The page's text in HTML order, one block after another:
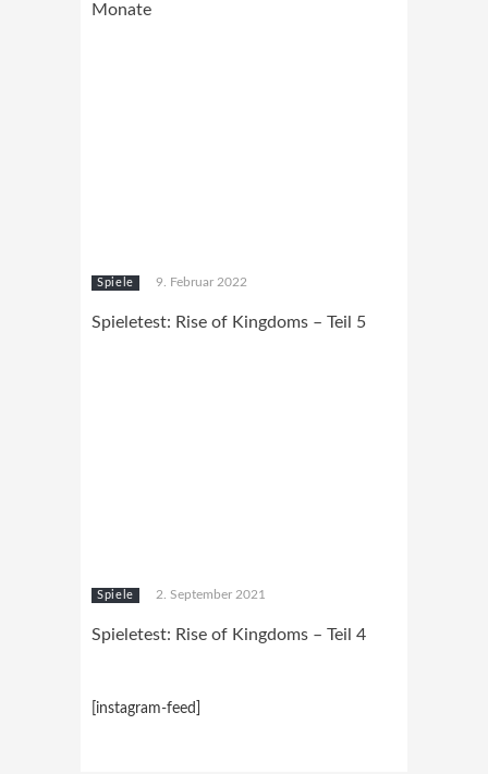
Monate
Spiele 9. Februar 2022
Spieletest: Rise of Kingdoms – Teil 5
Spiele 2. September 2021
Spieletest: Rise of Kingdoms – Teil 4
[instagram-feed]